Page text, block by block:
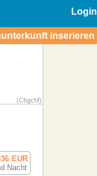
Login
inserieren
(Cbgchf)
EUR
Nacht